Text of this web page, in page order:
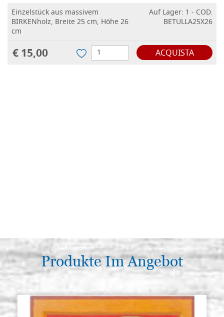
Einzelstück aus massivem
BIRKENholz, Breite 25 cm, Höhe 26
cm
Auf Lager: 1 - COD.
BETULLA25X26
€ 15,00 ACQUISTA
Produkte Im Angebot